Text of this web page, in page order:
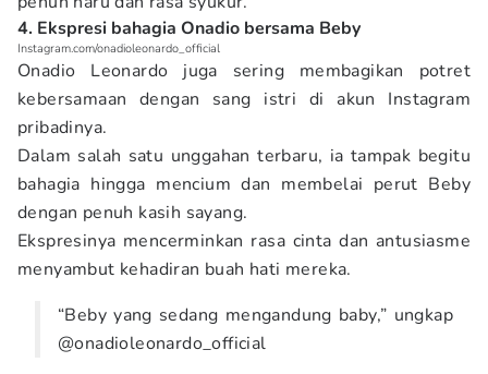
4. Ekspresi bahagia Onadio bersama Beby
Instagram.com/onadioleonardo_official
Onadio Leonardo juga sering membagikan potret
kebersamaan dengan sang istri di akun Instagram
pribadinya.
Dalam salah satu unggahan terbaru, ia tampak begitu
bahagia hingga mencium dan membelai perut Beby
dengan penuh kasih sayang.
Ekspresinya mencerminkan rasa cinta dan antusiasme
menyambut kehadiran buah hati mereka.
“Beby yang sedang mengandung baby,” ungkap
@onadioleonardo_official